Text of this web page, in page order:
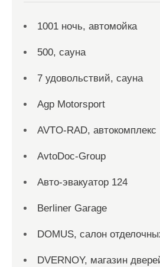
1001 ночь, автомойка
500, сауна
7 удовольствий, сауна
Agp Motorsport
AVTO-RAD, автокомплекс
AvtoDoc-Group
Aвто-эвакуатор 124
Berliner Garage
DOMUS, салон
DVERNOY, магазин